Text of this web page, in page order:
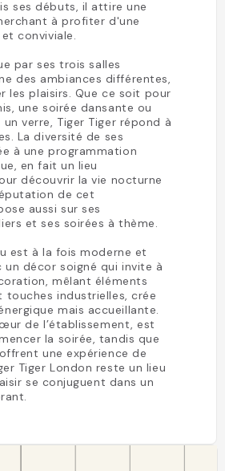
ses débuts, il attire une
à profiter d'une
conviviale.
par ses trois salles
des ambiances différentes,
les plaisirs. Que ce soit pour
une soirée dansante ou
verre, Tiger Tiger répond à
La diversité de ses
à une programmation
en fait un lieu
découvrir la vie nocturne
de cet
aussi sur ses
et ses soirées à thème.
est à la fois moderne et
un décor soigné qui invite à
mêlant éléments
industrielles, crée
mais accueillante.
de l’établissement, est
la soirée, tandis que
une expérience de
Tiger London reste un lieu
se conjuguent dans un